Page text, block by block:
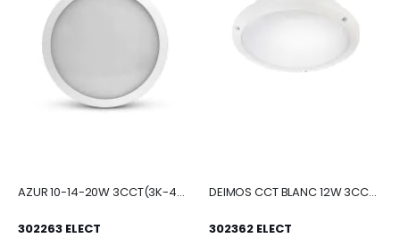
AZUR 10-14-20W 3CCT(3K-4K-6K)-IP65-IK10 DET HF ON-OFF D310mm
302263 ELECT
DEIMOS CCT BLANC 12W 3CCT (3K-4K-6K)-IRC80-IP65 1600lm ON-OF
302362 ELECT